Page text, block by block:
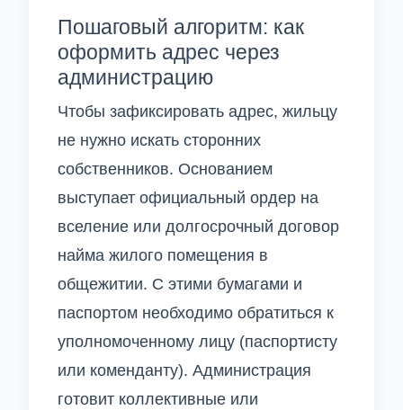
Пошаговый алгоритм: как
оформить адрес через
администрацию
Чтобы зафиксировать адрес, жильцу
не нужно искать сторонних
собственников. Основанием
выступает официальный ордер на
вселение или долгосрочный договор
найма жилого помещения в
общежитии. С этими бумагами и
паспортом необходимо обратиться к
уполномоченному лицу (паспортисту
или коменданту). Администрация
готовит коллективные или